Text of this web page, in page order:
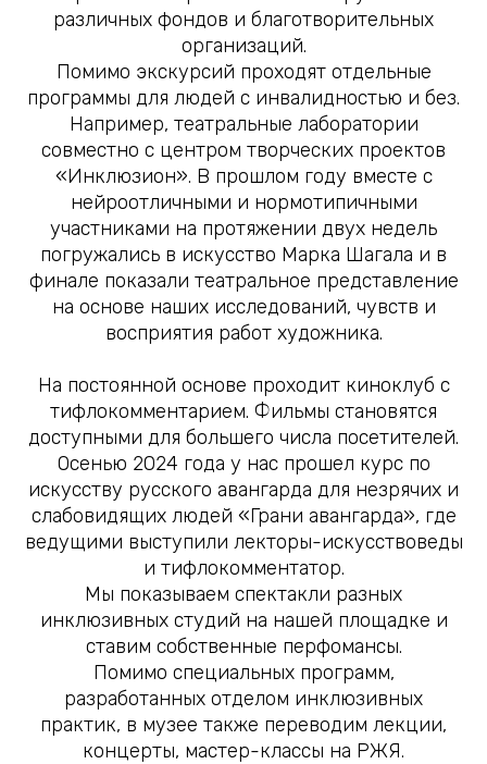
различных фондов и благотворительных
организаций.
Помимо экскурсий проходят отдельные
программы для людей с инвалидностью и без.
Например, театральные лаборатории
совместно с центром творческих проектов
«Инклюзион». В прошлом году вместе с
нейроотличными и нормотипичными
участниками на протяжении двух недель
погружались в искусство Марка Шагала и в
финале показали театральное представление
на основе наших исследований, чувств и
восприятия работ художника.
На постоянной основе проходит киноклуб с
тифлокомментарием. Фильмы становятся
доступными для большего числа посетителей.
Осенью 2024 года у нас прошел курс по
искусству русского авангарда для незрячих и
слабовидящих людей «Грани авангарда», где
ведущими выступили лекторы-искусствоведы
и тифлокомментатор.
Мы показываем спектакли разных
инклюзивных студий на нашей площадке и
ставим собственные перфомансы.
Помимо специальных программ,
разработанных отделом инклюзивных
практик, в музее также переводим лекции,
концерты, мастер-классы на РЖЯ.